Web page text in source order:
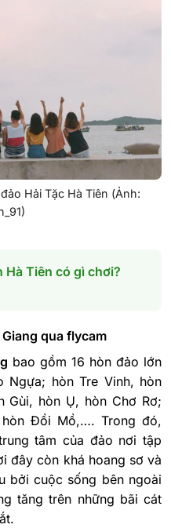
Hải Tặc Hà Tiên (Ảnh:
Hà Tiên có gì chơi?
qua flycam
bao gồm 16 hòn đảo lớn
Ngựa; hòn Tre Vinh, hòn
Gùi, hòn Ụ, hòn Chơ Rơ;
Đồi Mồ,…. Trong đó,
tâm của đảo nơi tập
đây còn khá hoang sơ và
bởi cuộc sống bên ngoài
tăng trên những bãi cát